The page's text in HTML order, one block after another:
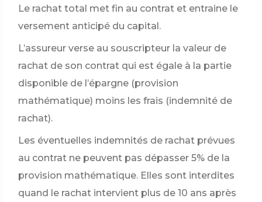
Le rachat total met fin au contrat et entraine le
versement anticipé du capital.
L’assureur verse au souscripteur la valeur de
rachat de son contrat qui est égale à la partie
disponible de l’épargne (provision
mathématique) moins les frais (indemnité de
rachat).
Les éventuelles indemnités de rachat prévues
au contrat ne peuvent pas dépasser 5% de la
provision mathématique. Elles sont interdites
quand le rachat intervient plus de 10 ans après